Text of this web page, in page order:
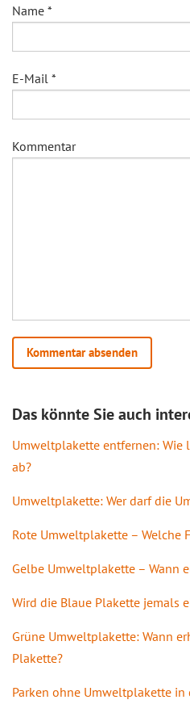
Name *
E-Mail *
Kommentar
Das könnte Sie auch
Umweltplakette entfernen: Wie
ab?
Umweltplakette: Wer darf die
Rote Umweltplakette – Welche
Gelbe Umweltplakette – Wann
Wird die Blaue Plakette jemals
Grüne Umweltplakette: Wann
Plakette?
Parken ohne Umweltplakette in